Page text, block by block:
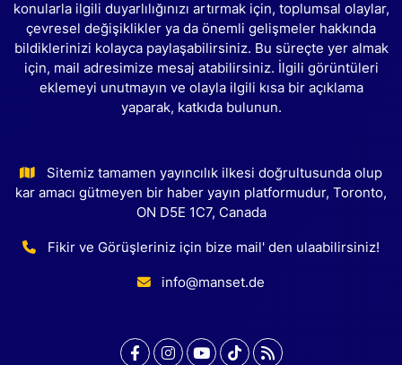
konularla ilgili duyarlılığınızı artırmak için, toplumsal olaylar,
çevresel değişiklikler ya da önemli gelişmeler hakkında
bildiklerinizi kolayca paylaşabilirsiniz. Bu süreçte yer almak
için, mail adresimize mesaj atabilirsiniz. İlgili görüntüleri
eklemeyi unutmayın ve olayla ilgili kısa bir açıklama
yaparak, katkıda bulunun.
Sitemiz tamamen yayıncılık ilkesi doğrultusunda olup
kar amacı gütmeyen bir haber yayın platformudur, Toronto,
ON D5E 1C7, Canada
Fikir ve Görüşleriniz için bize mail' den ulaabilirsiniz!
info@manset.de